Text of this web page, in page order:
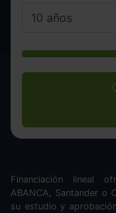
Financiación lineal
ABANCA, Santander o
su estudio y